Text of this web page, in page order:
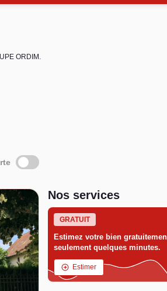
ORDIM.
Nos services
GRATUIT
Estimez votre bien
seulement quelques minutes.
Estimer